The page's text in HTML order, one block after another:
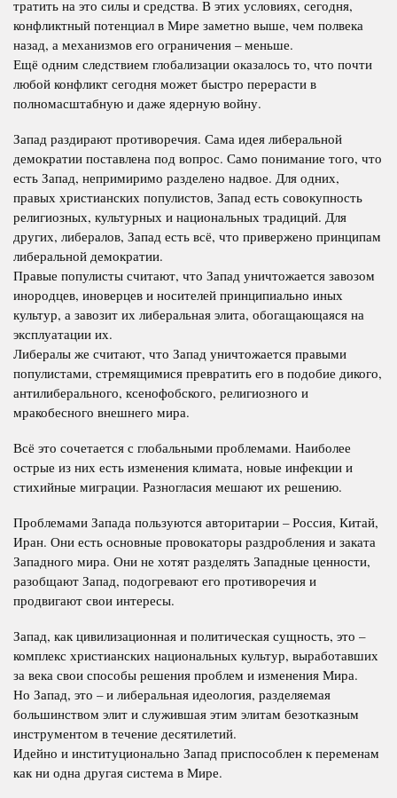
тратить на это силы и средства. В этих условиях, сегодня,
конфликтный потенциал в Мире заметно выше, чем полвека
назад, а механизмов его ограничения – меньше.
Ещё одним следствием глобализации оказалось то, что почти
любой конфликт сегодня может быстро перерасти в
полномасштабную и даже ядерную войну.
Запад раздирают противоречия. Сама идея либеральной
демократии поставлена под вопрос. Само понимание того, что
есть Запад, непримиримо разделено надвое. Для одних,
правых христианских популистов, Запад есть совокупность
религиозных, культурных и национальных традиций. Для
других, либералов, Запад есть всё, что привержено принципам
либеральной демократии.
Правые популисты считают, что Запад уничтожается завозом
инородцев, иноверцев и носителей принципиально иных
культур, а завозит их либеральная элита, обогащающаяся на
эксплуатации их.
Либералы же считают, что Запад уничтожается правыми
популистами, стремящимися превратить его в подобие дикого,
антилиберального, ксенофобского, религиозного и
мракобесного внешнего мира.
Всё это сочетается с глобальными проблемами. Наиболее
острые из них есть изменения климата, новые инфекции и
стихийные миграции. Разногласия мешают их решению.
Проблемами Запада пользуются авторитарии – Россия, Китай,
Иран. Они есть основные провокаторы раздробления и заката
Западного мира. Они не хотят разделять Западные ценности,
разобщают Запад, подогревают его противоречия и
продвигают свои интересы.
Запад, как цивилизационная и политическая сущность, это –
комплекс христианских национальных культур, выработавших
за века свои способы решения проблем и изменения Мира.
Но Запад, это – и либеральная идеология, разделяемая
большинством элит и служившая этим элитам безотказным
инструментом в течение десятилетий.
Идейно и институционально Запад приспособлен к переменам
как ни одна другая система в Мире.